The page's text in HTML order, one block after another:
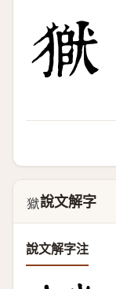
𤠒說文解字
說文解字注